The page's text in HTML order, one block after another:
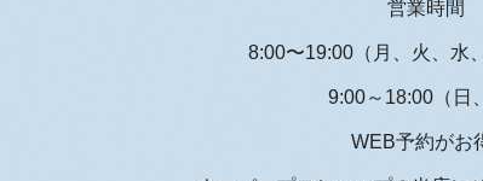
営業時間
8:00〜19:00（月、火、水
9:00～18:00（日
WEB予約がお